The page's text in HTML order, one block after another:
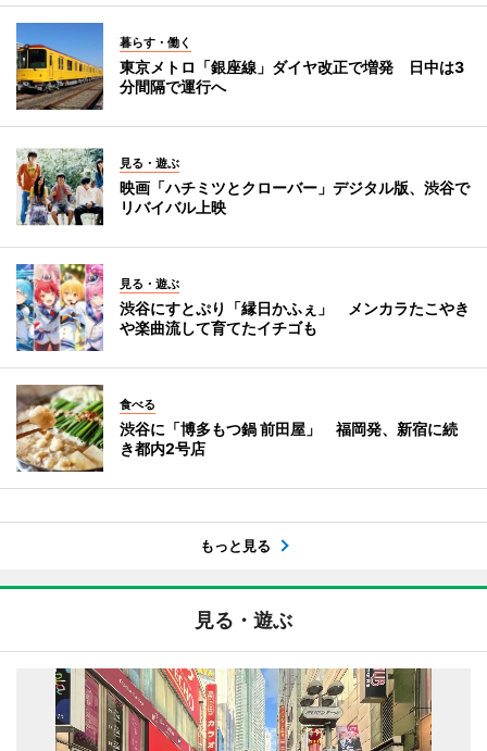
暮らす・働く
東京メトロ「銀座線」ダイヤ改正で増発 日中は3
分間隔で運行へ
見る・遊ぶ
映画「ハチミツとクローバー」デジタル版、渋谷で
リバイバル上映
見る・遊ぶ
渋谷にすとぷり「縁日かふぇ」 メンカラたこやき
や楽曲流して育てたイチゴも
食べる
渋谷に「博多もつ鍋 前田屋」 福岡発、新宿に続
き都内2号店
もっと見る
見る・遊ぶ